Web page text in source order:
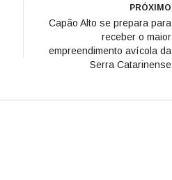
PRÓXIMO
Capão Alto se prepara para
receber o maior
empreendimento avícola da
Serra Catarinense